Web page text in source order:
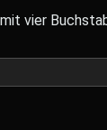
vier